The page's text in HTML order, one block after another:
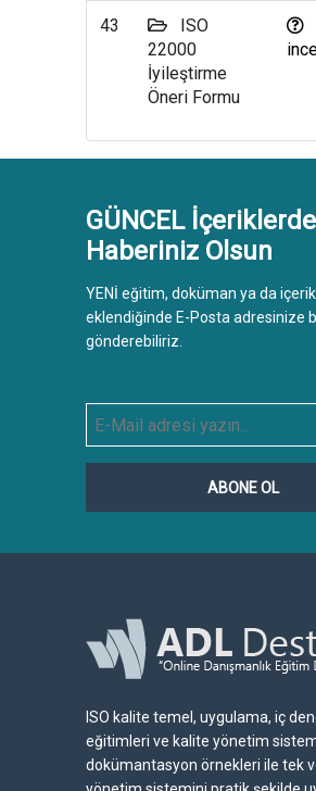
43
ISO
22000
İyileştirme
Öneri Formu
GÜNCEL
Haberiniz Olsun
YENİ eğitim, doküman ya da içerik
eklendiğinde E-Posta adresinize
gönderebiliriz.
ABONE OL
ISO kalite temel, uygulama, iç
eğitimleri ve kalite yönetim
dokümantasyon örnekleri ile tek